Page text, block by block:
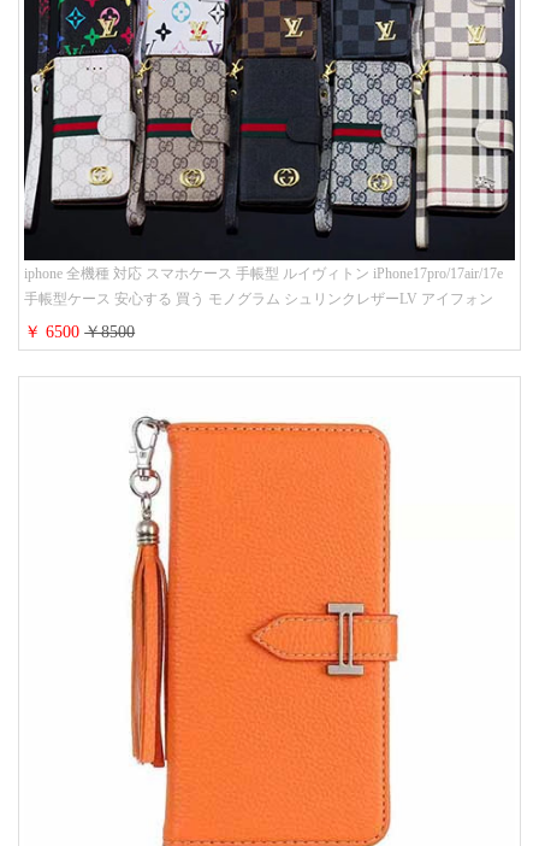
iphone 全機種 対応 スマホケース 手帳型 ルイヴィトン iPhone17pro/17air/17e
手帳型ケース 安心する 買う モノグラム シュリンクレザーLV アイフォン
16/16promaxスマホケース 手帳 多機能 グッチiphone15pro/14/13携帯ケース 大
人 レディース メンズ ストラップ付き
￥ 6500￥8500